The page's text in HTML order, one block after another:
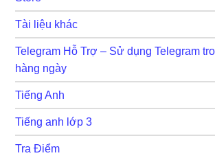
Tài liệu khác
Telegram Hỗ Trợ – Sử dụng Telegram
hàng ngày
Tiếng Anh
Tiếng anh lớp 3
Tra Điểm